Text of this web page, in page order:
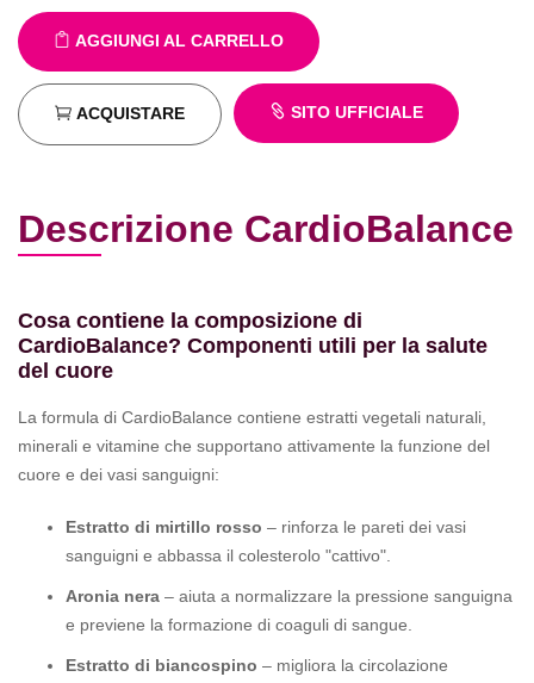
AGGIUNGI AL CARRELLO
ACQUISTARE SITO UFFICIALE
Descrizione CardioBalance
Cosa contiene la composizione di
CardioBalance? Componenti utili per la salute
del cuore
La formula di CardioBalance contiene estratti vegetali naturali,
minerali e vitamine che supportano attivamente la funzione del
cuore e dei vasi sanguigni:
Estratto di mirtillo rosso – rinforza le pareti dei vasi
sanguigni e abbassa il colesterolo "cattivo".
Aronia nera – aiuta a normalizzare la pressione sanguigna
e previene la formazione di coaguli di sangue.
Estratto di biancospino – migliora la circolazione